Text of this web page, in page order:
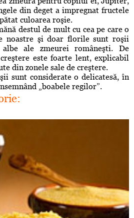
din deget a impregnat fructele
culoarea roşie.
destul de mult cu cea pe care o
noastre şi doar florile sunt roşii
ale zmeurei româneşti. De
este foarte lent, explicabil
din zonele sale de creştere.
sunt considerate o delicatesă, în
„boabele regilor”.